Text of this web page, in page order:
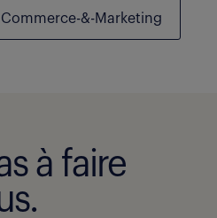
&-Marketing
à faire